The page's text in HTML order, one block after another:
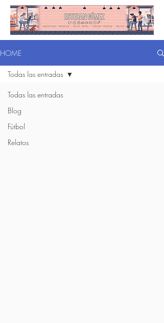
HOME
Todas las entradas
Blog
Fútbol
Relatos
Todas las entradas